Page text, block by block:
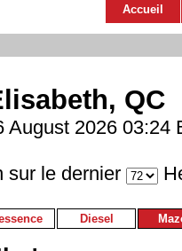
Accueil
QC
August 2026 03:24
sur le dernier
Diesel